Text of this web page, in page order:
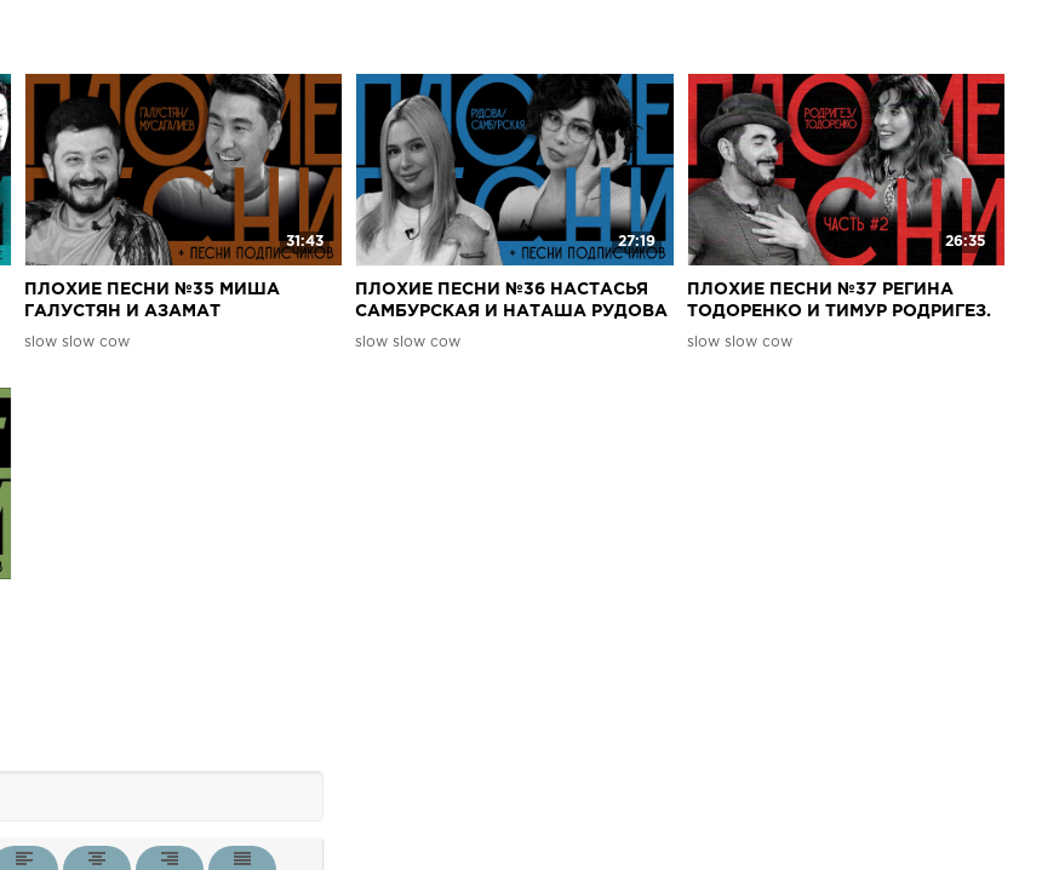
31:43
ПЛОХИЕ ПЕСНИ №35 МИША
ГАЛУСТЯН И АЗАМАТ
МУСАГАЛИЕВ + песни от
slow slow cow
27:19
ПЛОХИЕ ПЕСНИ №36 НАСТАСЬЯ
САМБУРСКАЯ И НАТАША РУДОВА
+ песни от подписчиков
slow slow cow
26:35
ПЛОХИЕ ПЕСНИ №37 РЕГИНА
ТОДОРЕНКО И ТИМУР РОДРИГЕЗ.
ЧАСТЬ 2 + песни от подписчиков
slow slow cow